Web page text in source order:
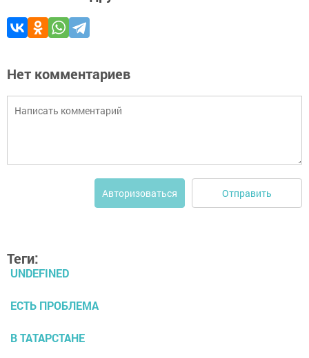
Нет комментариев
Авторизоваться Отправить
Теги:
UNDEFINED
ЕСТЬ ПРОБЛЕМА
В ТАТАРСТАНЕ